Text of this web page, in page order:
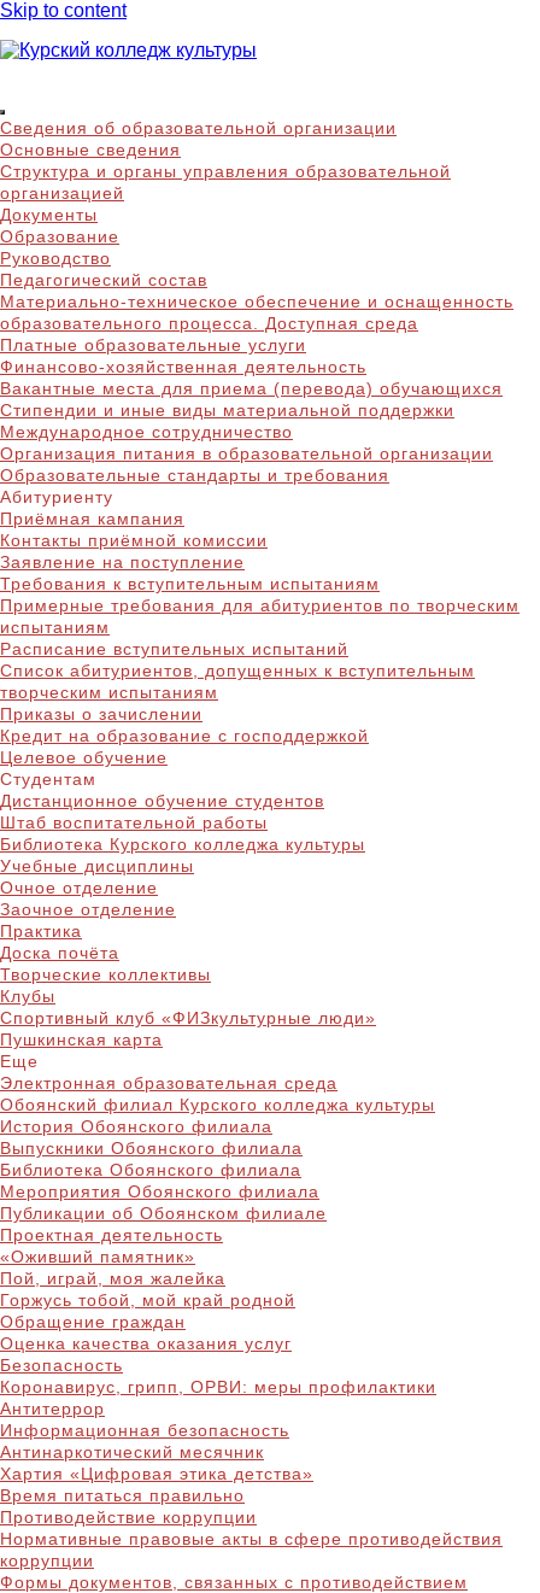
Skip to content
Курский колледж
культуры
Сведения об образовательной организации
Основные сведения
Структура и органы управления образовательной
организацией
Документы
Образование
Руководство
Педагогический состав
Материально-техническое обеспечение и оснащенность
образовательного процесса. Доступная среда
Платные образовательные услуги
Финансово-хозяйственная деятельность
Вакантные места для приема (перевода) обучающихся
Стипендии и иные виды материальной поддержки
Международное сотрудничество
Организация питания в образовательной организации
Образовательные стандарты и требования
Абитуриенту
Приёмная кампания
Контакты приёмной комиссии
Заявление на поступление
Требования к вступительным испытаниям
Примерные требования для абитуриентов по творческим
испытаниям
Расписание вступительных испытаний
Список абитуриентов, допущенных к вступительным
творческим испытаниям
Приказы о зачислении
Кредит на образование с господдержкой
Целевое обучение
Студентам
Дистанционное обучение студентов
Штаб воспитательной работы
Библиотека Курского колледжа культуры
Учебные дисциплины
Очное отделение
Заочное отделение
Практика
Доска почёта
Творческие коллективы
Клубы
Спортивный клуб «ФИЗкультурные люди»
Пушкинская карта
Еще
Электронная образовательная среда
Обоянский филиал Курского колледжа культуры
История Обоянского филиала
Выпускники Обоянского филиала
Библиотека Обоянского филиала
Мероприятия Обоянского филиала
Публикации об Обоянском филиале
Проектная деятельность
«Оживший памятник»
Пой, играй, моя жалейка
Горжусь тобой, мой край родной
Обращение граждан
Оценка качества оказания услуг
Безопасность
Коронавирус, грипп, ОРВИ: меры профилактики
Антитеррор
Информационная безопасность
Антинаркотический месячник
Хартия «Цифровая этика детства»
Время питаться правильно
Противодействие коррупции
Нормативные правовые акты в сфере противодействия
коррупции
Формы документов, связанных с противодействием